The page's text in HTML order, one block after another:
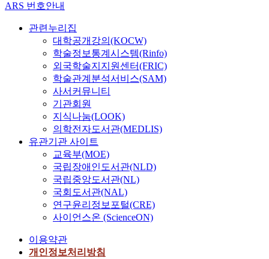
ARS 번호안내
관련누리집
대학공개강의(KOCW)
학술정보통계시스템(Rinfo)
외국학술지지원센터(FRIC)
학술관계분석서비스(SAM)
사서커뮤니티
기관회원
지식나눔(LOOK)
의학전자도서관(MEDLIS)
유관기관 사이트
교육부(MOE)
국립장애인도서관(NLD)
국립중앙도서관(NL)
국회도서관(NAL)
연구윤리정보포털(CRE)
사이언스온 (ScienceON)
이용약관
개인정보처리방침